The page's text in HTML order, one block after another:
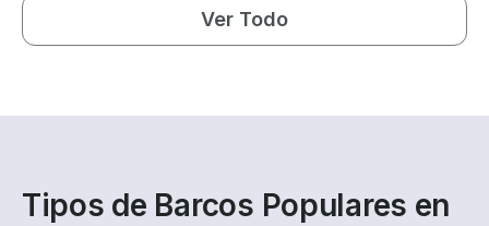
Ver Todo
Tipos de Barcos Populares en